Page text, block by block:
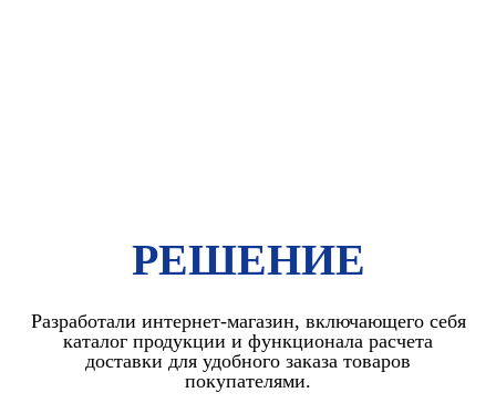
РЕШЕНИЕ
Разработали интернет-магазин, включающего себя
каталог продукции и функционала расчета
доставки для удобного заказа товаров
покупателями.